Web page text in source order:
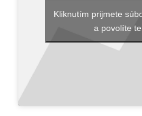
Kliknutím prijmete
a povolíte